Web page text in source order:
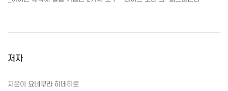
저자
지은이 요네쿠라 히데히로